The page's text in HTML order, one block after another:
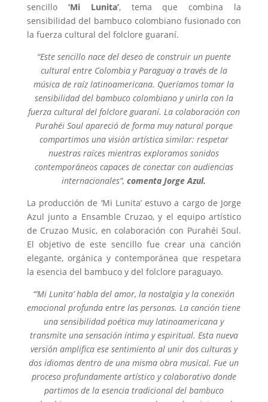
sencillo ‘Mi Lunita’, tema que combina la
sensibilidad del bambuco colombiano fusionado con
la fuerza cultural del folclore guaraní.
“Este sencillo nace del deseo de construir un puente
cultural entre Colombia y Paraguay a través de la
música de raíz latinoamericana. Queríamos tomar la
sensibilidad del bambuco colombiano y unirla con la
fuerza cultural del folclore guaraní. La colaboración con
Purahéi Soul apareció de forma muy natural porque
compartimos una visión artística similar: respetar
nuestras raíces mientras exploramos sonidos
contemporáneos capaces de conectar con audiencias
internacionales”,comenta Jorge Azul.
La producción de ‘Mi Lunita’ estuvo a cargo de Jorge
Azul junto a Ensamble Cruzao, y el equipo artístico
de Cruzao Music, en colaboración con Purahéi Soul.
El objetivo de este sencillo fue crear una canción
elegante, orgánica y contemporánea que respetara
la esencia del bambuco y del folclore paraguayo.
“’Mi Lunita’ habla del amor, la nostalgia y la conexión
emocional profunda entre las personas. La canción tiene
una sensibilidad poética muy latinoamericana y
transmite una sensación íntima y espiritual. Esta nueva
versión amplifica ese sentimiento al unir dos culturas y
dos idiomas dentro de una misma obra musical. Fue un
proceso profundamente artístico y colaborativo donde
partimos de la esencia tradicional del bambuco